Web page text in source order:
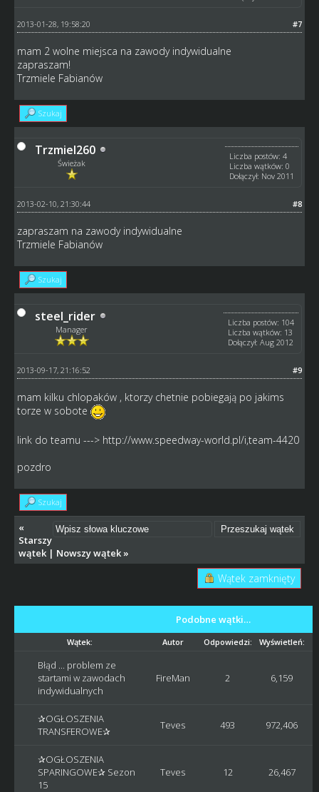
#7
2013-01-28, 19:58:20
mam 2 wolne miejsca na zawody indywidualne
zapraszam!
Trzmiele Fabianów
Szukaj
Trzmiel260
Świeżak
Liczba postów: 4
Liczba wątków: 0
Dołączył: Nov 2011
#8
2013-02-10, 21:30:44
zapraszam na zawody indywidualne
Trzmiele Fabianów
Szukaj
steel_rider
Manager
Liczba postów: 104
Liczba wątków: 13
Dołączył: Aug 2012
#9
2013-09-17, 21:16:52
mam kilku chlopaków , ktorzy chetnie pobiegają po jakims
torze w sobote
link do teamu ---> http://www.speedway-world.pl/i,team-4420
pozdro
Szukaj
«
Starszy
wątek| Nowszy wątek»
Wątek zamknięty
Podobne wątki…
Wątek: Autor Odpowiedzi: Wyświetleń:
Błąd ... problem ze
startami w zawodach
indywidualnych
FireMan 2 6,159
✰OGŁOSZENIA
TRANSFEROWE✰
Teves 493 972,406
✰OGŁOSZENIA
SPARINGOWE✰ Sezon
15
Teves 12 26,467